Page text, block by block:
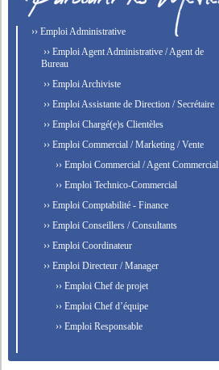
›› Emploi Administrative
›› Emploi Agent Administrative / Agent de
Bureau
›› Emploi Archiviste
›› Emploi Assistante de Direction / Secrétaire
›› Emploi Chargé(e)s Clientèles
›› Emploi Commercial / Marketing / Vente
›› Emploi Commercial / Agent Commercial
›› Emploi Technico-Commercial
›› Emploi Comptabilité - Finance
›› Emploi Conseillers / Consultants
›› Emploi Coordinateur
›› Emploi Directeur / Manager
›› Emploi Chef de projet
›› Emploi Chef d’équipe
›› Emploi Responsable